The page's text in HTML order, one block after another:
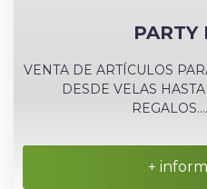
PARTY
VENTA DE ARTÍCULOS
DESDE VELAS
REGALOS....
+